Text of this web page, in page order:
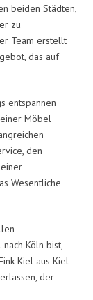
beiden Städten,
zu
Team erstellt
das auf
entspannen
Möbel
den
Wesentliche
Köln bist,
Kiel aus Kiel
der